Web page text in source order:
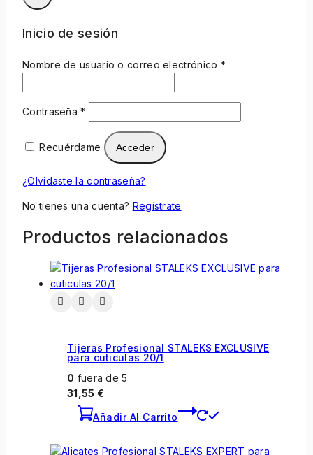
Inicio de sesión
Nombre de usuario o correo electrónico *
Contraseña*
Recuérdame Acceder
¿Olvidaste la contraseña?
No tienes una cuenta? Regístrate
Productos relacionados
Tijeras Profesional STALEKS EXCLUSIVE
para cuticulas 20/1
0 fuera de 5
31,55 €
Añadir Al Carrito